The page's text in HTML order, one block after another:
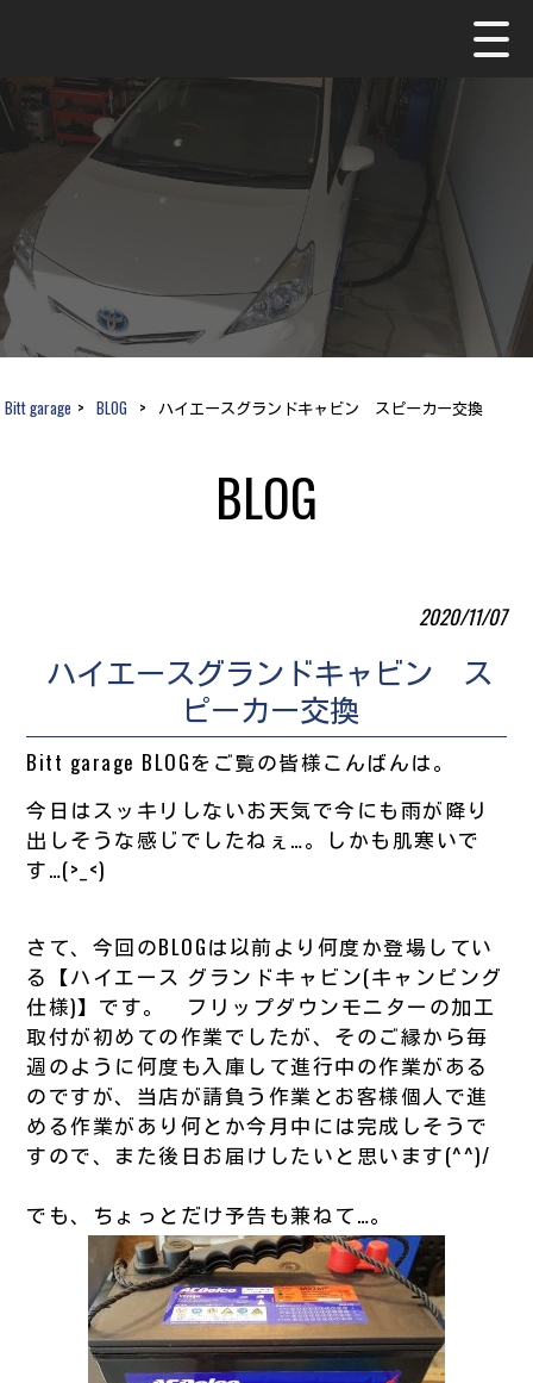
Bitt garage > BLOG > ハイエースグランドキャビン スピーカー交換
BLOG
2020/11/07
ハイエースグランドキャビン ス
ピーカー交換
Bitt garage BLOGをご覧の皆様こんばんは。
今日はスッキリしないお天気で今にも雨が降り
出しそうな感じでしたねぇ…。しかも肌寒いで
す…(>_<)
さて、今回のBLOGは以前より何度か登場してい
る【ハイエース グランドキャビン(キャンピング
仕様)】です。 フリップダウンモニターの加工
取付が初めての作業でしたが、そのご縁から毎
週のように何度も入庫して進行中の作業がある
のですが、当店が請負う作業とお客様個人で進
める作業があり何とか今月中には完成しそうで
すので、また後日お届けしたいと思います(^^)/
でも、ちょっとだけ予告も兼ねて…。